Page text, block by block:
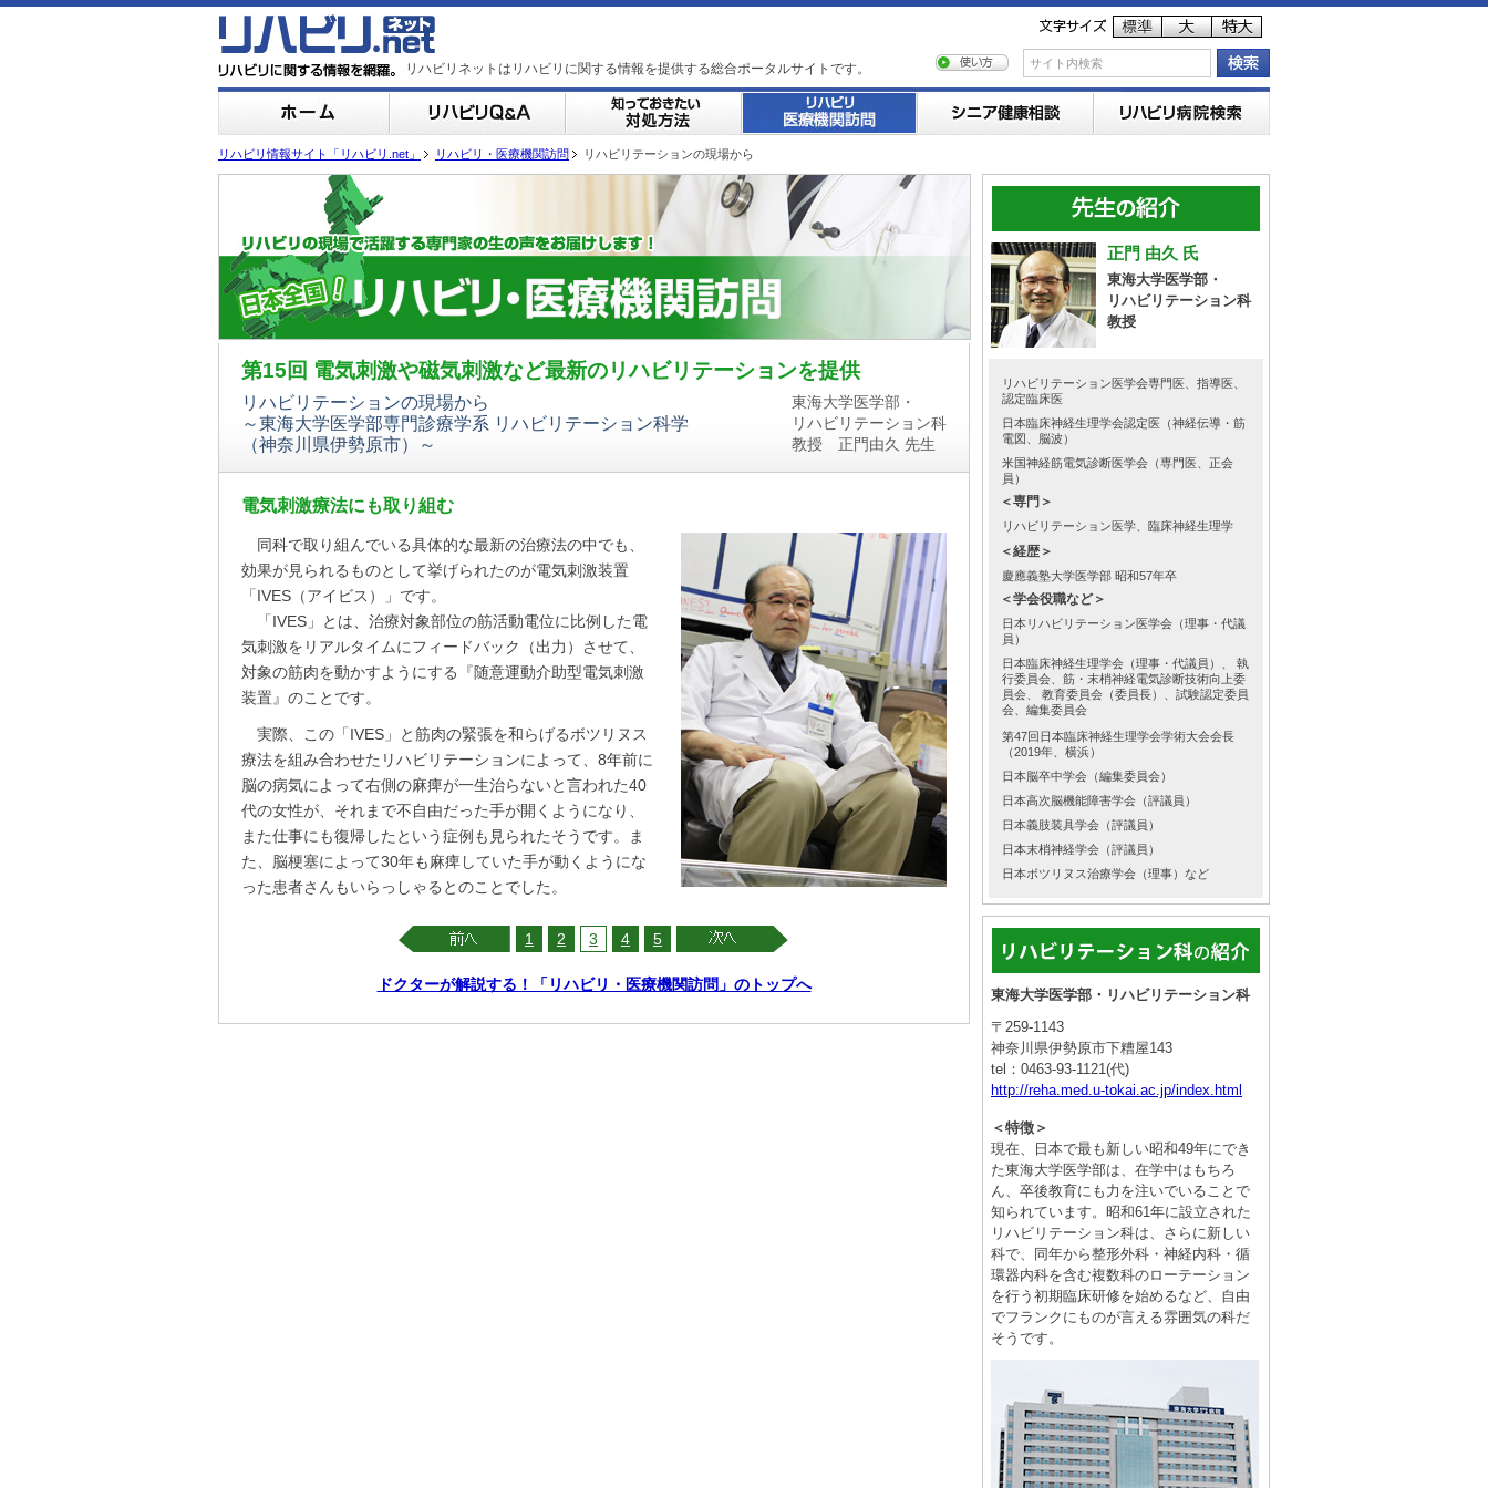
リハビリネットはリハビリに関する情報を提供する総合ポータルサイトです。
リハビリ情報サイト「リハビリ.net」 リハビリ・医療機関訪問 リハビリテーションの現場から
第15回 電気刺激や磁気刺激など最新のリハビリテーションを提供
リハビリテーションの現場から
～東海大学医学部専門診療学系 リハビリテーション科学
（神奈川県伊勢原市）～
東海大学医学部・
リハビリテーション科
教授 正門由久 先生
電気刺激療法にも取り組む
同科で取り組んでいる具体的な最新の治療法の中でも、
効果が見られるものとして挙げられたのが電気刺激装置
「IVES（アイビス）」です。
「IVES」とは、治療対象部位の筋活動電位に比例した電
気刺激をリアルタイムにフィードバック（出力）させて、
対象の筋肉を動かすようにする『随意運動介助型電気刺激
装置』のことです。
実際、この「IVES」と筋肉の緊張を和らげるボツリヌス
療法を組み合わせたリハビリテーションによって、8年前に
脳の病気によって右側の麻痺が一生治らないと言われた40
代の女性が、それまで不自由だった手が開くようになり、
また仕事にも復帰したという症例も見られたそうです。ま
た、脳梗塞によって30年も麻痺していた手が動くようにな
った患者さんもいらっしゃるとのことでした。
1 2 3 4 5
ドクターが解説する！「リハビリ・医療機関訪問」のトップへ
正門 由久 氏
東海大学医学部・
リハビリテーション科
教授
リハビリテーション医学会専門医、指導医、
認定臨床医
日本臨床神経生理学会認定医（神経伝導・筋
電図、脳波）
米国神経筋電気診断医学会（専門医、正会
員）
＜専門＞
リハビリテーション医学、臨床神経生理学
＜経歴＞
慶應義塾大学医学部 昭和57年卒
＜学会役職など＞
日本リハビリテーション医学会（理事・代議
員）
日本臨床神経生理学会（理事・代議員）、 執
行委員会、筋・末梢神経電気診断技術向上委
員会、 教育委員会（委員長）、試験認定委員
会、編集委員会
第47回日本臨床神経生理学会学術大会会長
（2019年、横浜）
日本脳卒中学会（編集委員会）
日本高次脳機能障害学会（評議員）
日本義肢装具学会（評議員）
日本末梢神経学会（評議員）
日本ボツリヌス治療学会（理事）など
東海大学医学部・リハビリテーション科
〒259-1143
神奈川県伊勢原市下糟屋143
tel：0463-93-1121(代)
http://reha.med.u-tokai.ac.jp/index.html
＜特徴＞
現在、日本で最も新しい昭和49年にでき
た東海大学医学部は、在学中はもちろ
ん、卒後教育にも力を注いでいることで
知られています。昭和61年に設立された
リハビリテーション科は、さらに新しい
科で、同年から整形外科・神経内科・循
環器内科を含む複数科のローテーション
を行う初期臨床研修を始めるなど、自由
でフランクにものが言える雰囲気の科だ
そうです。